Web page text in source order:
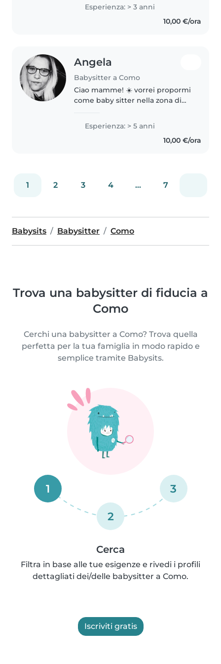
maturato una bella esperienza 😊.
Ho curato una bambina di 8 mesi
Esperienza: > 3 anni
10,00 €/ora
Angela
Babysitter a Como
Ciao mamme! ☀️ vorrei propormi
come baby sitter nella zona di
diversi anni e questa esperienza
mi ha permesso di prendermi
cura di bambini di età diverse,..
Esperienza: > 5 anni
10,00 €/ora
1 2 3 4 ... 7
Babysits Babysitter Como
Trova una babysitter di fiducia a
Como
Cerchi una babysitter a Como? Trova quella
perfetta per la tua famiglia in modo rapido e
semplice tramite Babysits.
1
2
3
Cerca
Filtra in base alle tue esigenze e rivedi i profili
dettagliati dei/delle babysitter a Como.
Iscriviti gratis